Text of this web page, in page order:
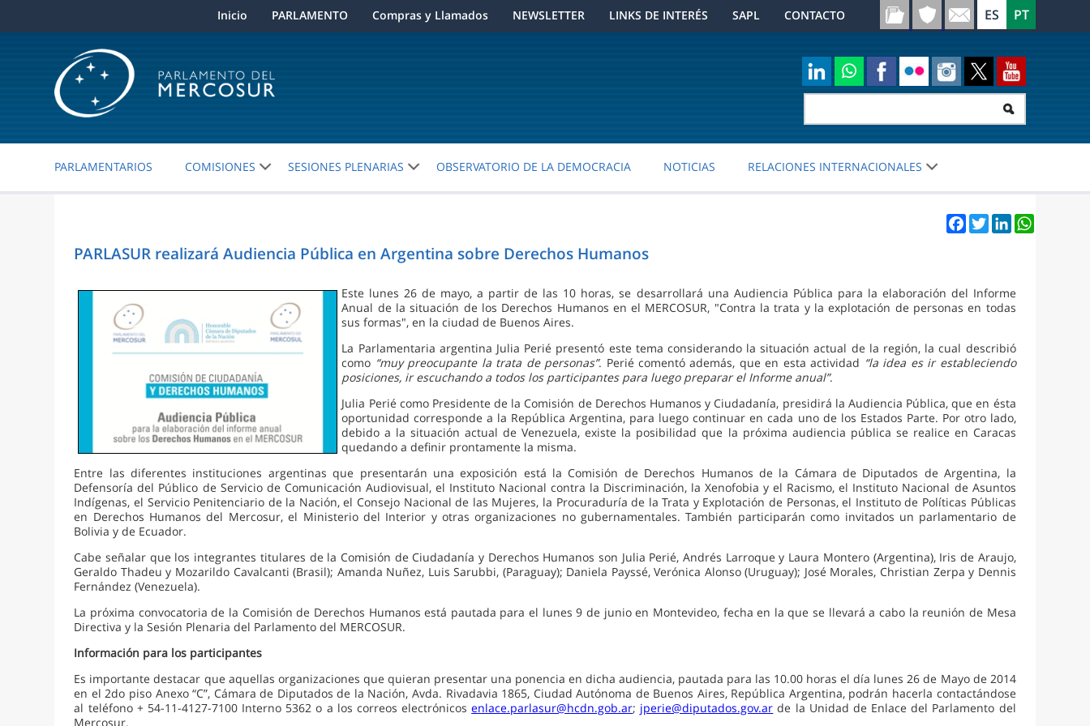
Inicio PARLAMENTO Compras y Llamados NEWSLETTER LINKS DE INTERÉS SAPL CONTACTO
PARLAMENTARIOS COMISIONES SESIONES PLENARIAS OBSERVATORIO DE LA DEMOCRACIA NOTICIAS RELACIONES INTERNACIONALES
Facebook
TwitterLinkedInWhatsApp
PARLASUR realizará Audiencia Pública en Argentina sobre Derechos Humanos
Este lunes 26 de mayo, a partir de las 10 horas, se desarrollará una Audiencia Pública para la elaboración del Informe
Anual de la situación de los Derechos Humanos en el MERCOSUR, "Contra la trata y la explotación de personas en todas
sus formas", en la ciudad de Buenos Aires.
La Parlamentaria argentina Julia Perié presentó este tema considerando la situación actual de la región, la cual describió
como “muy preocupante la trata de personas”. Perié comentó además, que en esta actividad “la idea es ir estableciendo
posiciones, ir escuchando a todos los participantes para luego preparar el Informe anual”.
Julia Perié como Presidente de la Comisión de Derechos Humanos y Ciudadanía, presidirá la Audiencia Pública, que en ésta
oportunidad corresponde a la República Argentina, para luego continuar en cada uno de los Estados Parte. Por otro lado,
debido a la situación actual de Venezuela, existe la posibilidad que la próxima audiencia pública se realice en Caracas
quedando a definir prontamente la misma.
Entre las diferentes instituciones argentinas que presentarán una exposición está la Comisión de Derechos Humanos de la Cámara de Diputados de Argentina, la
Defensoría del Público de Servicio de Comunicación Audiovisual, el Instituto Nacional contra la Discriminación, la Xenofobia y el Racismo, el Instituto Nacional de Asuntos
Indígenas, el Servicio Penitenciario de la Nación, el Consejo Nacional de las Mujeres, la Procuraduría de la Trata y Explotación de Personas, el Instituto de Políticas Públicas
en Derechos Humanos del Mercosur, el Ministerio del Interior y otras organizaciones no gubernamentales. También participarán como invitados un parlamentario de
Bolivia y de Ecuador.
Cabe señalar que los integrantes titulares de la Comisión de Ciudadanía y Derechos Humanos son Julia Perié, Andrés Larroque y Laura Montero (Argentina), Iris de Araujo,
Geraldo Thadeu y Mozarildo Cavalcanti (Brasil); Amanda Nuñez, Luis Sarubbi, (Paraguay); Daniela Payssé, Verónica Alonso (Uruguay); José Morales, Christian Zerpa y Dennis
Fernández (Venezuela).
La próxima convocatoria de la Comisión de Derechos Humanos está pautada para el lunes 9 de junio en Montevideo, fecha en la que se llevará a cabo la reunión de Mesa
Directiva y la Sesión Plenaria del Parlamento del MERCOSUR.
Información para los participantes
Es importante destacar que aquellas organizaciones que quieran presentar una ponencia en dicha audiencia, pautada para las 10.00 horas el día lunes 26 de Mayo de 2014
en el 2do piso Anexo “C”, Cámara de Diputados de la Nación, Avda. Rivadavia 1865, Ciudad Autónoma de Buenos Aires, República Argentina, podrán hacerla contactándose
al teléfono + 54-11-4127-7100 Interno 5362 o a los correos electrónicosenlace.parlasur@hcdn.gob.ar; jperie@diputados.gov.ar de la Unidad de Enlace del Parlamento del
Mercosur.